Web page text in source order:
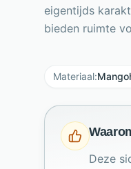
eigentijds
bieden ruimte
Materiaal:
Deze